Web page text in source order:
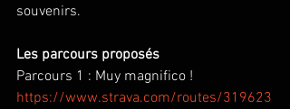
souvenirs.
Les parcours proposés
Parcours 1 : Muy magnifico !
https://www.strava.com/routes/319623